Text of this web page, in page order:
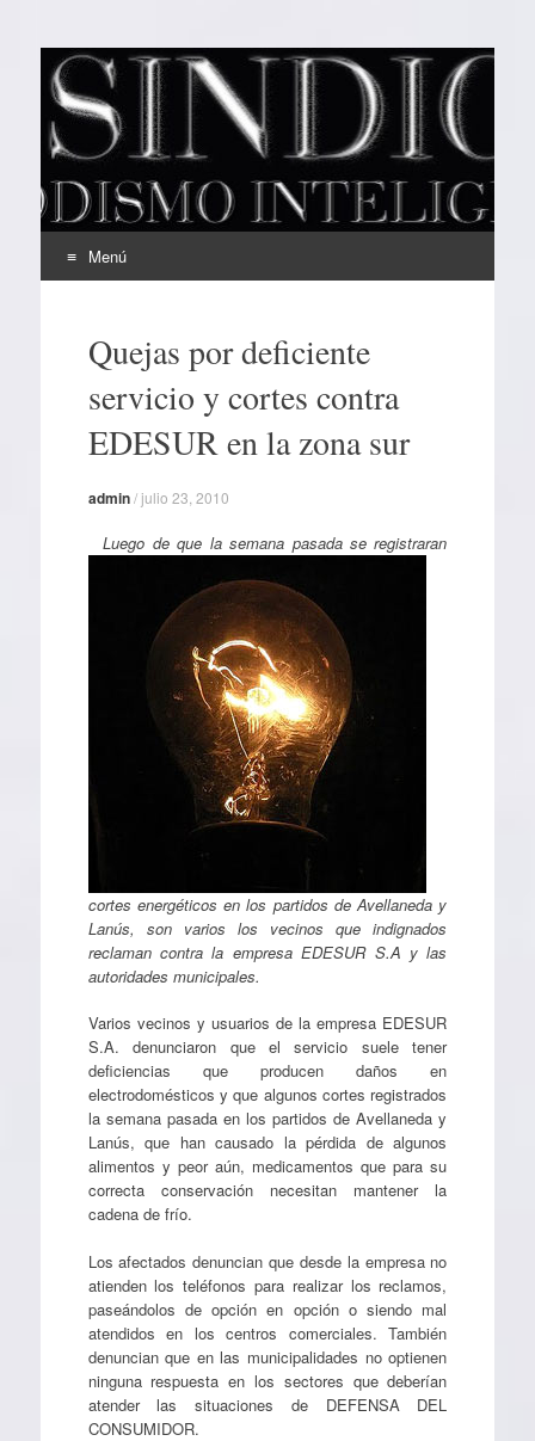
EL SINDICAL
Periodismo Inteligente
Menú
contenidoQuejas por deficiente
servicio y cortes contra
EDESUR en la zona sur
admin/julio 23, 2010
Luego de que la semana pasada se registraran
cortes energéticos en los partidos de Avellaneda y
Lanús, son varios los vecinos que indignados
reclaman contra la empresa EDESUR S.A y las
autoridades municipales.
Varios vecinos y usuarios de la empresa EDESUR
S.A. denunciaron que el servicio suele tener
deficiencias que producen daños en
electrodomésticos y que algunos cortes registrados
la semana pasada en los partidos de Avellaneda y
Lanús, que han causado la pérdida de algunos
alimentos y peor aún, medicamentos que para su
correcta conservación necesitan mantener la
cadena de frío.
Los afectados denuncian que desde la empresa no
atienden los teléfonos para realizar los reclamos,
paseándolos de opción en opción o siendo mal
atendidos en los centros comerciales. También
denuncian que en las municipalidades no optienen
ninguna respuesta en los sectores que deberían
atender las situaciones de DEFENSA DEL
CONSUMIDOR.